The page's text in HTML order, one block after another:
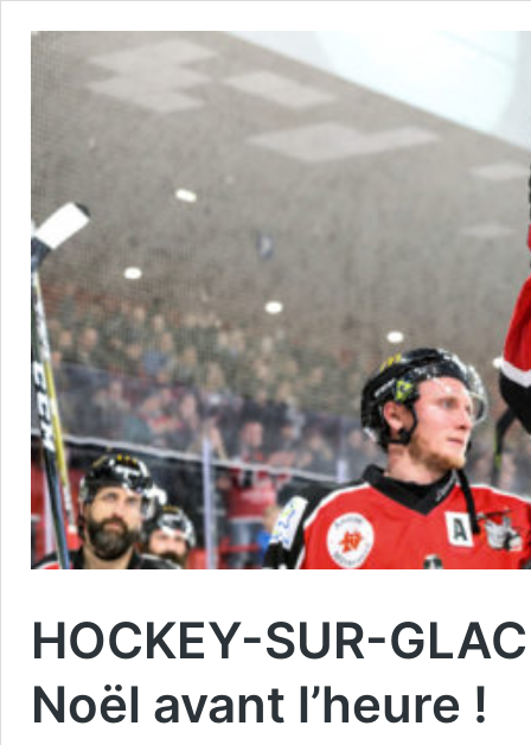
HOCKEY-SUR-
Noël avant l’heure !